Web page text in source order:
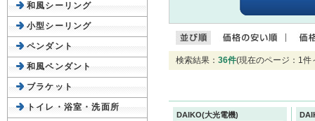
検索結果： 36件(現在のページ：1
DAIKO(大光電機)
和風シーリング
小型シーリング
ペンダント
和風ペンダント
ブラケット
トイレ・浴室・洗面所